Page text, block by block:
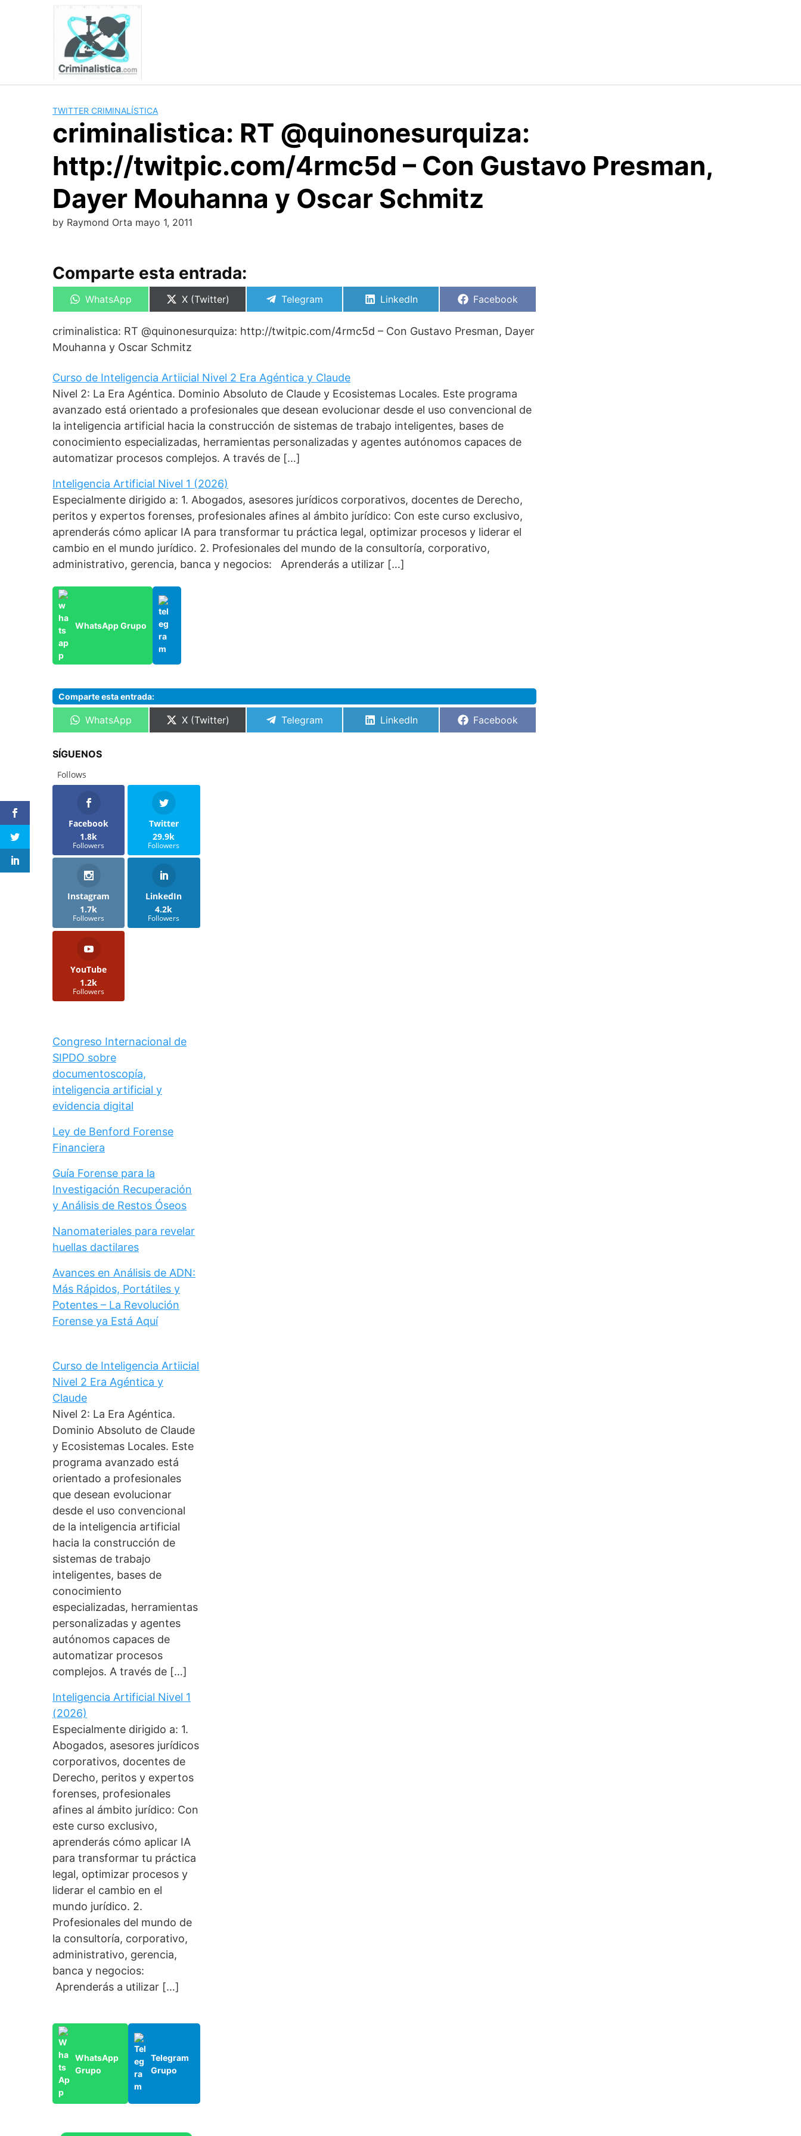
TWITTER CRIMINALÍSTICA
criminalistica: RT @quinonesurquiza:
http://twitpic.com/4rmc5d – Con Gustavo Presman,
Dayer Mouhanna y Oscar Schmitz
by Raymond Orta mayo 1, 2011
Comparte esta entrada:
Compartir
WhatsApp
Compartir
X (Twitter)
Compartir
Telegram
Compartir
LinkedIn
Compartir
Facebook
criminalistica: RT @quinonesurquiza: http://twitpic.com/4rmc5d – Con Gustavo Presman, Dayer
Mouhanna y Oscar Schmitz
Curso de Inteligencia Artiicial Nivel 2 Era Agéntica y Claude
Nivel 2: La Era Agéntica. Dominio Absoluto de Claude y Ecosistemas Locales. Este programa
avanzado está orientado a profesionales que desean evolucionar desde el uso convencional de
la inteligencia artificial hacia la construcción de sistemas de trabajo inteligentes, bases de
conocimiento especializadas, herramientas personalizadas y agentes autónomos capaces de
automatizar procesos complejos. A través de […]
Inteligencia Artificial Nivel 1 (2026)
Especialmente dirigido a: 1. Abogados, asesores jurídicos corporativos, docentes de Derecho,
peritos y expertos forenses, profesionales afines al ámbito jurídico: Con este curso exclusivo,
aprenderás cómo aplicar IA para transformar tu práctica legal, optimizar procesos y liderar el
cambio en el mundo jurídico. 2. Profesionales del mundo de la consultoría, corporativo,
administrativo, gerencia, banca y negocios: Aprenderás a utilizar […]
WhatsApp Grupo
Comparte esta entrada:
Compartir
WhatsApp
Compartir
X (Twitter)
Compartir
Telegram
Compartir
LinkedIn
Compartir
Facebook
SÍGUENOS
Follows
Facebook
1.8k
Followers
Twitter
29.9k
Followers
Instagram
1.7k
Followers
LinkedIn
4.2k
Followers
YouTube
1.2k
Followers
Congreso Internacional de
SIPDO sobre
documentoscopía,
inteligencia artificial y
evidencia digital
Ley de Benford Forense
Financiera
Guía Forense para la
Investigación Recuperación
y Análisis de Restos Óseos
Nanomateriales para revelar
huellas dactilares
Avances en Análisis de ADN:
Más Rápidos, Portátiles y
Potentes – La Revolución
Forense ya Está Aquí
Curso de Inteligencia Artiicial
Nivel 2 Era Agéntica y
Claude
Nivel 2: La Era Agéntica.
Dominio Absoluto de Claude
y Ecosistemas Locales. Este
programa avanzado está
orientado a profesionales
que desean evolucionar
desde el uso convencional
de la inteligencia artificial
hacia la construcción de
sistemas de trabajo
inteligentes, bases de
conocimiento
especializadas, herramientas
personalizadas y agentes
autónomos capaces de
automatizar procesos
complejos. A través de […]
Inteligencia Artificial Nivel 1
(2026)
Especialmente dirigido a: 1.
Abogados, asesores jurídicos
corporativos, docentes de
Derecho, peritos y expertos
forenses, profesionales
afines al ámbito jurídico: Con
este curso exclusivo,
aprenderás cómo aplicar IA
para transformar tu práctica
legal, optimizar procesos y
liderar el cambio en el
mundo jurídico. 2.
Profesionales del mundo de
la consultoría, corporativo,
administrativo, gerencia,
banca y negocios:
Aprenderás a utilizar […]
WhatsApp
Grupo
Telegram
Grupo